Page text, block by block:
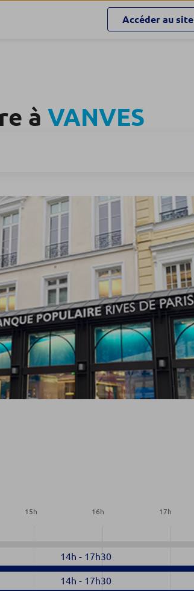
Accéder au site
à VANVES
15h 16h 17h
14h - 17h30
14h - 17h30